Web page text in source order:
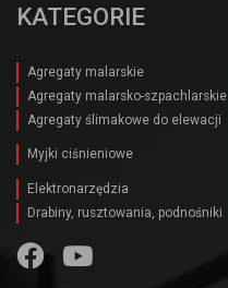
KATEGORIE
Agregaty malarskie
Agregaty malarsko-szpachlarskie
Agregaty ślimakowe do elewacji
Myjki ciśnieniowe
Elektronarzędzia
Drabiny, rusztowania, podnośniki